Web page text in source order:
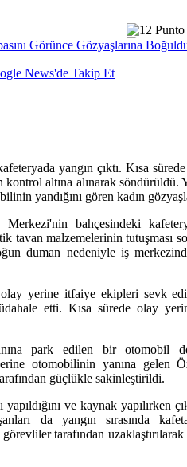
Görünce Gözyaşlarına
yangın çıktı. Kısa
altına alınarak söndürüldü.
yandığını gören kadın
bahçesindeki
tavan malzemelerinin tutuşması
duman nedeniyle iş
olay yerine itfaiye ekipleri sevk
etti. Kısa sürede olay
park edilen bir otomobil
otomobilinin yanına gelen
güçlükle sakinleştirildi.
ve kaynak yapılırken
da yangın sırasında
tarafından uzaklaştırılarak